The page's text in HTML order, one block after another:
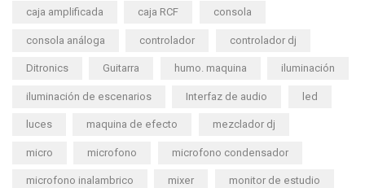
caja amplificada caja RCF consola
consola análoga controlador controlador dj
Ditronics Guitarra humo. maquina iluminación
iluminación de escenarios Interfaz de audio led
luces maquina de efecto mezclador dj
micro microfono microfono condensador
microfono inalambrico mixer monitor de estudio